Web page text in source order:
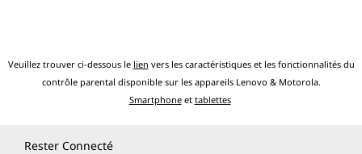
Veuillez trouver ci-dessous le lien vers les caractéristiques et les fonctionnalités du
contrôle parental disponible sur les appareils Lenovo & Motorola.
Smartphoneet tablettes
Rester Connecté